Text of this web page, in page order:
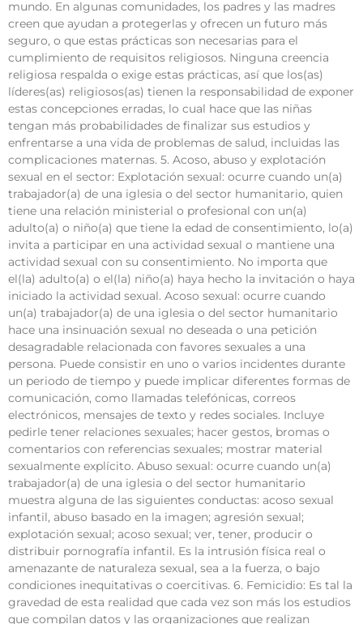
mundo. En algunas comunidades, los padres y las madres
creen que ayudan a protegerlas y ofrecen un futuro más
seguro, o que estas prácticas son necesarias para el
cumplimiento de requisitos religiosos. Ninguna creencia
religiosa respalda o exige estas prácticas, así que los(as)
líderes(as) religiosos(as) tienen la responsabilidad de exponer
estas concepciones erradas, lo cual hace que las niñas
tengan más probabilidades de finalizar sus estudios y
enfrentarse a una vida de problemas de salud, incluidas las
complicaciones maternas. 5. Acoso, abuso y explotación
sexual en el sector: Explotación sexual: ocurre cuando un(a)
trabajador(a) de una iglesia o del sector humanitario, quien
tiene una relación ministerial o profesional con un(a)
adulto(a) o niño(a) que tiene la edad de consentimiento, lo(a)
invita a participar en una actividad sexual o mantiene una
actividad sexual con su consentimiento. No importa que
el(la) adulto(a) o el(la) niño(a) haya hecho la invitación o haya
iniciado la actividad sexual. Acoso sexual: ocurre cuando
un(a) trabajador(a) de una iglesia o del sector humanitario
hace una insinuación sexual no deseada o una petición
desagradable relacionada con favores sexuales a una
persona. Puede consistir en uno o varios incidentes durante
un periodo de tiempo y puede implicar diferentes formas de
comunicación, como llamadas telefónicas, correos
electrónicos, mensajes de texto y redes sociales. Incluye
pedirle tener relaciones sexuales; hacer gestos, bromas o
comentarios con referencias sexuales; mostrar material
sexualmente explícito. Abuso sexual: ocurre cuando un(a)
trabajador(a) de una iglesia o del sector humanitario
muestra alguna de las siguientes conductas: acoso sexual
infantil, abuso basado en la imagen; agresión sexual;
explotación sexual; acoso sexual; ver, tener, producir o
distribuir pornografía infantil. Es la intrusión física real o
amenazante de naturaleza sexual, sea a la fuerza, o bajo
condiciones inequitativas o coercitivas. 6. Femicidio: Es tal la
gravedad de esta realidad que cada vez son más los estudios
que compilan datos y las organizaciones que realizan